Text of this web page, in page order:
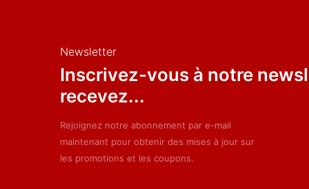
Newsletter
Inscrivez-vous à notre
recevez...
Rejoignez notre abonnement par e-mail
maintenant pour obtenir des mises à jour sur
les promotions et les coupons.